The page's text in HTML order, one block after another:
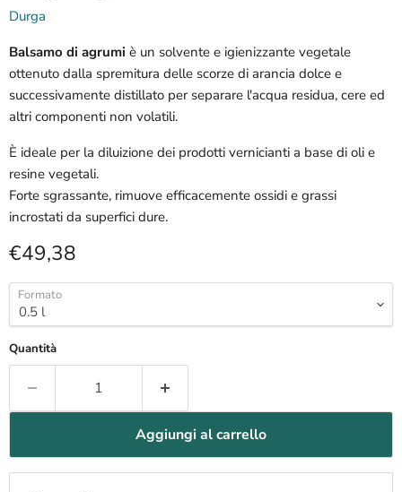
Durga
Balsamo di agrumi è un solvente e igienizzante vegetale
ottenuto dalla spremitura delle scorze di arancia dolce e
successivamente distillato per separare l'acqua residua, cere ed
altri componenti non volatili.
È ideale per la diluizione dei prodotti vernicianti a base di oli e
resine vegetali.
Forte sgrassante, rimuove efficacemente ossidi e grassi
incrostati da superfici dure.
Prezzo attuale
€49,38
Formato
Quantità
Aggiungi al carrello